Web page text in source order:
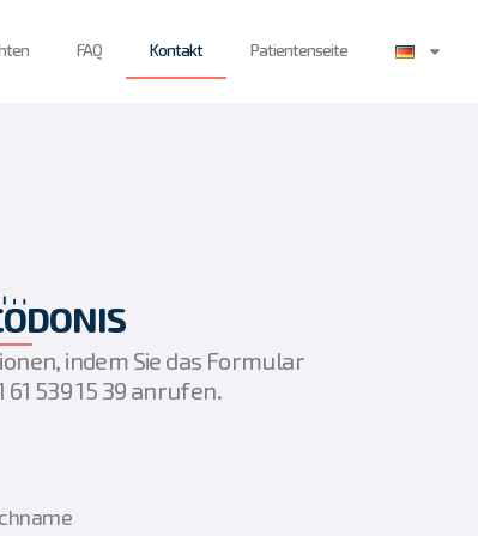
FAQ Kontakt Patientenseite
indem Sie das Formular
539 15 39 anrufen.